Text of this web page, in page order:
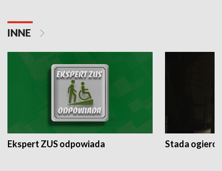
INNE
Ekspert ZUS odpowiada Stada